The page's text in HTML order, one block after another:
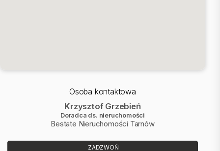
Osoba kontaktowa
Krzysztof Grzebień
Doradca ds. nieruchomości
Bestate Nieruchomości Tarnów
ZADZWOŃ